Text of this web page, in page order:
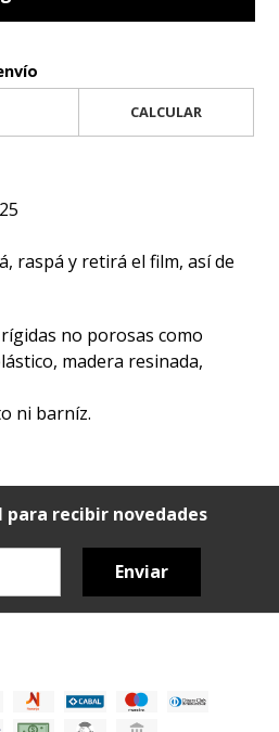
CALCULAR
raspá y retirá el film, así de
no porosas como
madera resinada,
ni barníz.
recibir novedades
Enviar